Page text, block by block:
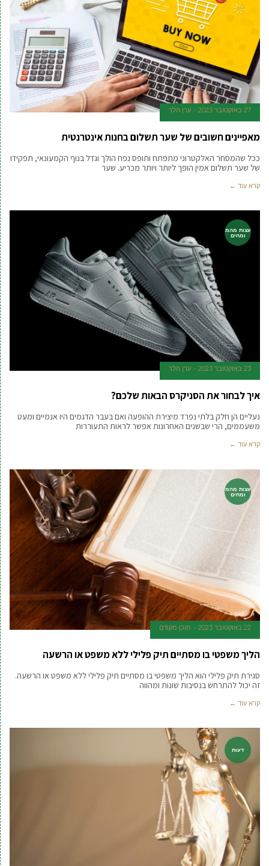
27 באוקטובר 2023 ערן הלר
מאפיינים חשובים של שער תשלום בחנות אינטרנטית
ככל שהמסחר האלקטרוני מתפתח ותופס נפח הולך וגדל בנוף הקמעונאי, תפקידו
של שער תשלום אמין הופך ליותר ויותר מכריע. שער
קרא עוד ←
עצות מהמ
ומחים
23 באוקטובר 2023 ערן הלר
איך לבחור את הסניקרס הבאות שלכם?
נעליים הן חלק בלתי נפרד מיצירת ההופעה ואם בעבר הדגמים היו אנמיים ומעט
משעממים, הרי שבשנים האחרונות אפשר לראות התעוררות
קרא עוד ←
עצות מהמ
ומחים
22 באוקטובר 2023 תוכן מקודם
הליך משפטי בו מסתיים תיק פלילי ללא משפט או הרשעה
סגירת תיק פלילי הוא הליך משפטי בו מסתיים תיק פלילי ללא משפט או הרשעה.
זה יכול להתרחש בנסיבות שונות ומהווה
קרא עוד ←
דעות